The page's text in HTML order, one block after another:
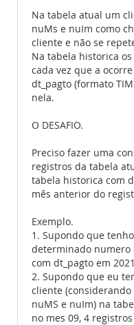
Na tabela atual um
nuMs e nuIm como
cliente e não se
Na tabela historica
cada vez que a
dt_pagto (formato
nela.
O DESAFIO.
Preciso fazer uma
registros da tabela
tabela historica com
mês anterior do
Exemplo.
1. Supondo que
determinado numero
com dt_pagto em
2. Supondo que eu
cliente
nuMS e nuIm) na
no mes 09, 4